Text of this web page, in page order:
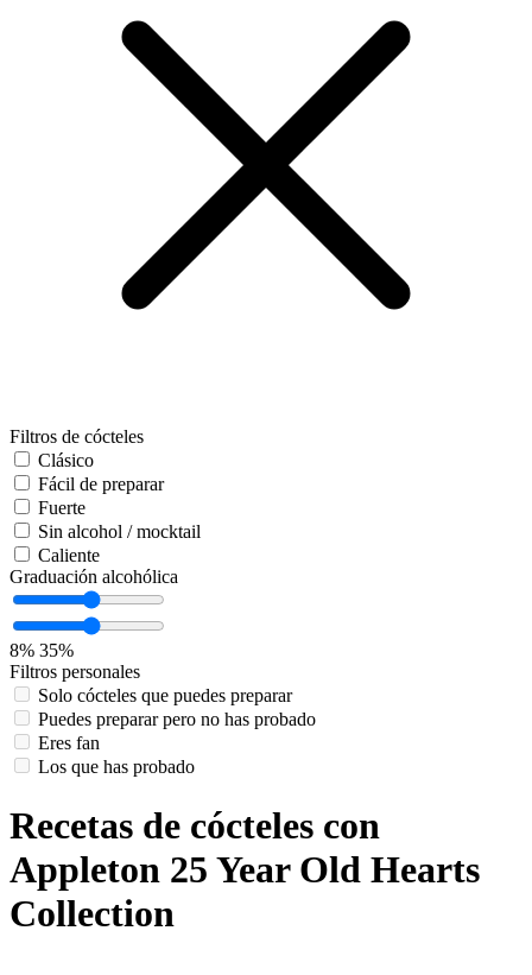
Filtros de cócteles
Clásico
Fácil de preparar
Fuerte
Sin alcohol / mocktail
Caliente
Graduación alcohólica
8% 35%
Filtros personales
Solo cócteles que puedes preparar
Puedes preparar pero no has probado
Eres fan
Los que has probado
Recetas de cócteles con
Appleton 25 Year Old Hearts
Collection